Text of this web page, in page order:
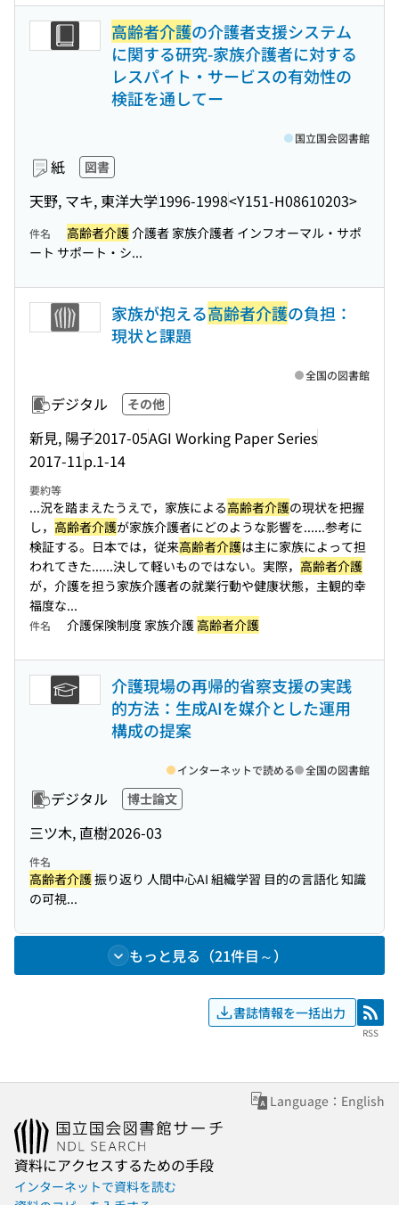
高齢者介護の介護者支援システム
に関する研究-家族介護者に対する
レスパイト・サービスの有効性の
検証を通してー
紙 図書
天野, マキ, 東洋大学1996-1998<Y151-H08610203>
国立国会図書館
件名 高齢者介護介護者 家族介護者 インフオーマル・サポ
ート サポート・シ...
家族が抱える高齢者介護の負担：
現状と課題
デジタル その他
新見, 陽子2017-05AGI Working Paper Series
2017-11p.1-14
全国の図書館
要約等
...況を踏まえたうえで，家族による高齢者介護の現状を把握
し， 高齢者介護が家族介護者にどのような影響を......参考に
検証する。日本では，従来高齢者介護は主に家族によって担
われてきた......決して軽いものではない。実際， 高齢者介護
が，介護を担う家族介護者の就業行動や健康状態，主観的幸
福度な...
件名 介護保険制度 家族介護 高齢者介護
介護現場の再帰的省察支援の実践
的方法：生成AIを媒介とした運用
構成の提案
デジタル 博士論文
三ツ木, 直樹2026-03
インターネットで読める 全国の図書館
件名
高齢者介護振り返り 人間中心AI 組織学習 目的の言語化 知識
の可視...
もっと見る（21件目～）
書誌情報を一括出力 RSS
RSS
Language：English
資料にアクセスするための手段
インターネットで資料を読む